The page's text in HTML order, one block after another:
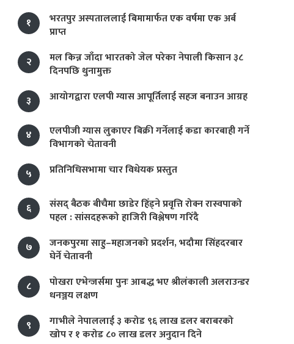
१
भरतपुर अस्पताललाई बिमामार्फत एक वर्षमा एक अर्ब
प्राप्त
२
मल किन्न जाँदा भारतको जेल परेका नेपाली किसान ३८
दिनपछि थुनामुक्त
३
आयोगद्वारा एलपी ग्यास आपूर्तिलाई सहज बनाउन आग्रह
४
एलपीजी ग्यास लुकाएर बिक्री गर्नेलाई कडा कारबाही गर्ने
विभागको चेतावनी
५
प्रतिनिधिसभामा चार विधेयक प्रस्तुत
६
संसद् बैठक बीचैमा छाडेर हिँड्ने प्रवृत्ति रोक्न रास्वपाको
पहल : सांसदहरूको हाजिरी विश्लेषण गरिँदै
७
जनकपुरमा साहु–महाजनको प्रदर्शन, भदौमा सिंहदरबार
घेर्ने चेतावनी
८
पोखरा एभेन्जर्समा पुनः आबद्ध भए श्रीलंकाली अलराउन्डर
धनञ्जय लक्षण
९
गाभीले नेपाललाई ३ करोड ९६ लाख डलर बराबरको
खोप र १ करोड ८० लाख डलर अनुदान दिने